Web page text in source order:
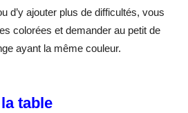
d’y ajouter plus de difficultés, vous
colorées et demander au petit de
ayant la même couleur.
table